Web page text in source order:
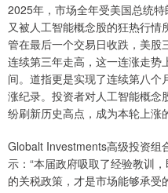
2025年，市场全年受美国总统
又被人工智能概念股的狂热行
管在最后一个交易日收跌，美股
连续第三年走高，这一连涨走
间。道指更是实现了连续第八
涨纪录。投资者对人工智能概念
纷刷新历史高点，成为本轮上涨
Globalt Investments高级投资组
示：“本届政府吸取了经验教训
的关税政策，才是市场能够承